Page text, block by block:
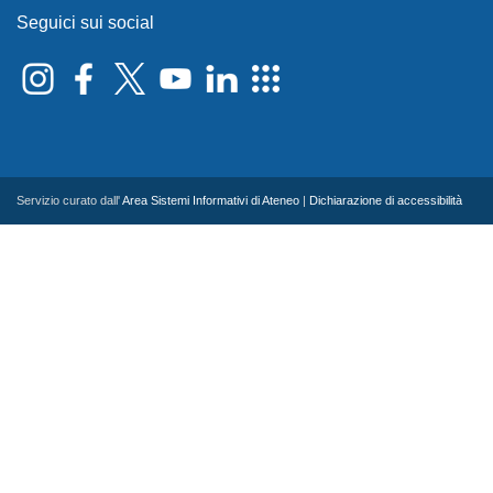
Seguici sui social
Servizio curato dall'Area Sistemi Informativi di Ateneo Dichiarazione di accessibilità